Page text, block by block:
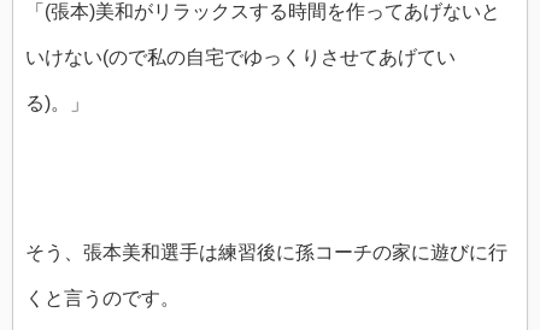
「(張本)美和がリラックスする時間を作ってあげないと
いけない(ので私の自宅でゆっくりさせてあげてい
る)。」
そう、張本美和選手は練習後に孫コーチの家に遊びに行
くと言うのです。